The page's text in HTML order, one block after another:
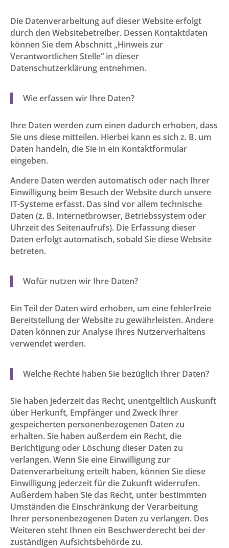
Die Datenverarbeitung auf dieser Website erfolgt
durch den Websitebetreiber. Dessen Kontaktdaten
können Sie dem Abschnitt „Hinweis zur
Verantwortlichen Stelle“ in dieser
Datenschutzerklärung entnehmen.
Wie erfassen wir Ihre Daten?
Ihre Daten werden zum einen dadurch erhoben, dass
Sie uns diese mitteilen. Hierbei kann es sich z. B. um
Daten handeln, die Sie in ein Kontaktformular
eingeben.
Andere Daten werden automatisch oder nach Ihrer
Einwilligung beim Besuch der Website durch unsere
IT-Systeme erfasst. Das sind vor allem technische
Daten (z. B. Internetbrowser, Betriebssystem oder
Uhrzeit des Seitenaufrufs). Die Erfassung dieser
Daten erfolgt automatisch, sobald Sie diese Website
betreten.
Wofür nutzen wir Ihre Daten?
Ein Teil der Daten wird erhoben, um eine fehlerfreie
Bereitstellung der Website zu gewährleisten. Andere
Daten können zur Analyse Ihres Nutzerverhaltens
verwendet werden.
Welche Rechte haben Sie bezüglich Ihrer Daten?
Sie haben jederzeit das Recht, unentgeltlich Auskunft
über Herkunft, Empfänger und Zweck Ihrer
gespeicherten personenbezogenen Daten zu
erhalten. Sie haben außerdem ein Recht, die
Berichtigung oder Löschung dieser Daten zu
verlangen. Wenn Sie eine Einwilligung zur
Datenverarbeitung erteilt haben, können Sie diese
Einwilligung jederzeit für die Zukunft widerrufen.
Außerdem haben Sie das Recht, unter bestimmten
Umständen die Einschränkung der Verarbeitung
Ihrer personenbezogenen Daten zu verlangen. Des
Weiteren steht Ihnen ein Beschwerderecht bei der
zuständigen Aufsichtsbehörde zu.